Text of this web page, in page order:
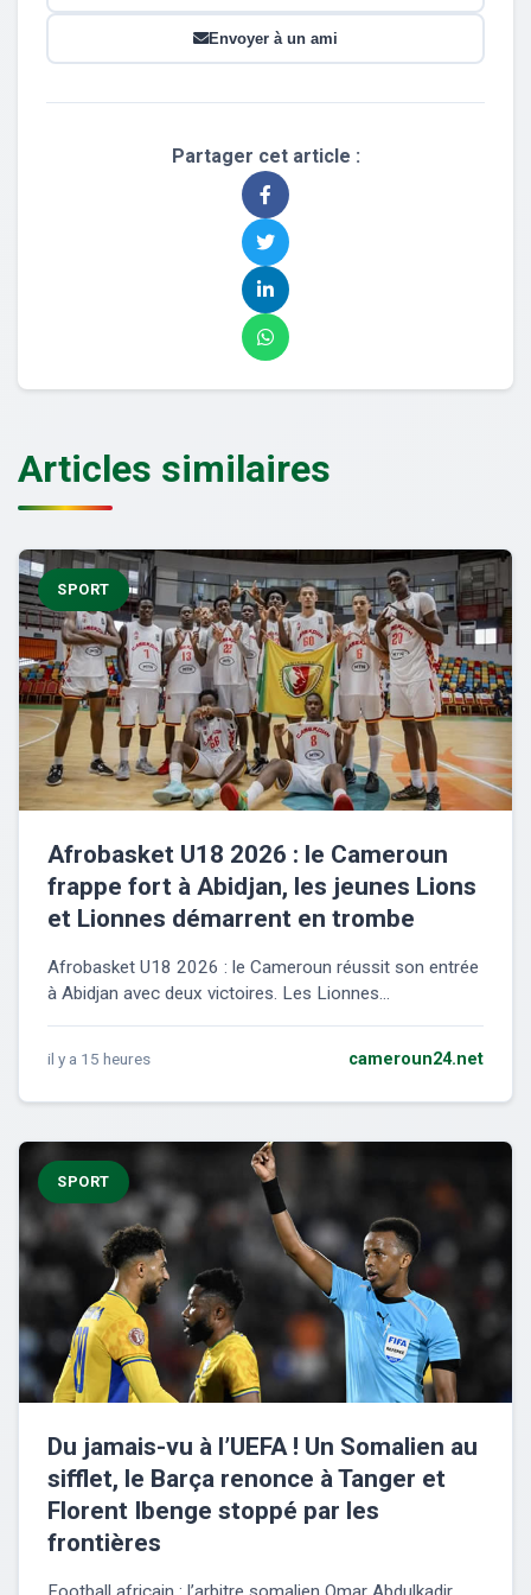
Envoyer à un ami
Partager cet article :
Articles similaires
SPORT
Afrobasket U18 2026 : le Cameroun
frappe fort à Abidjan, les jeunes Lions
et Lionnes démarrent en trombe
Afrobasket U18 2026 : le Cameroun réussit son entrée
à Abidjan avec deux victoires. Les Lionnes...
il y a 15 heures cameroun24.net
SPORT
Du jamais-vu à l’UEFA ! Un Somalien au
sifflet, le Barça renonce à Tanger et
Florent Ibenge stoppé par les
frontières